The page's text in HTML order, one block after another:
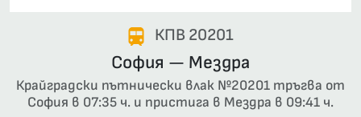
КПВ 20201
София — Мездра
Крайградски пътнически влак №20201 тръгва от
София в 07:35 ч. и пристига в Мездра в 09:41 ч.